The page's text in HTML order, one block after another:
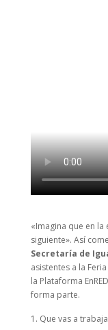
«Imagina que en
siguiente». Así
Secretaría de
asistentes a la
la Plataforma
forma parte.
Que vas a